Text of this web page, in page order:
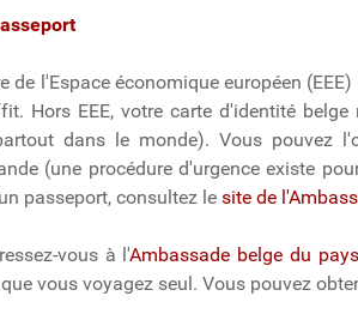
de l'Espace économique européen
Hors EEE, votre carte d'identité
dans le monde). Vous pouvez
(une procédure d'urgence existe
passeport, consultez le site de
vous à l'Ambassade belge du
vous voyagez seul. Vous pouvez